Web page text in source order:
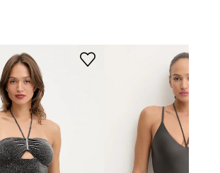
ТЕХНИЧЕСКИ ДАННИ
Вид чашки
без подплънки, с
подплънки